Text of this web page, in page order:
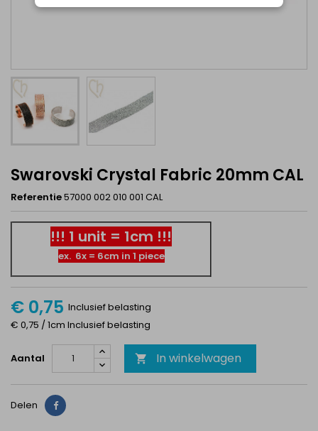
Swarovski Crystal Fabric 20mm CAL
Referentie57000 002 010 001 CAL
!!! 1 unit = 1cm !!!
ex. 6x = 6cm in 1 piece
€ 0,75 Inclusief belasting
€ 0,75 / 1cm Inclusief belasting
Aantal  In winkelwagen
Delen Delen